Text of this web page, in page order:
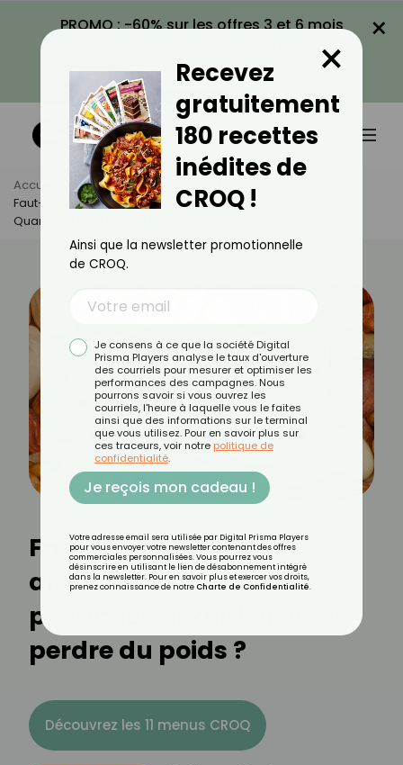
PROMO : -60% sur les offres 3 et 6 mois
VOIR LA PROMO
×
Accueil Actus
Alimentation
Faut-Il Privilégier Les Amandes, Les Noix Ou Les Pistaches
Quand On Veut Perdre Du Poids ?
Faut-il privilégier les
amandes, les noix ou les
pistaches quand on veut
perdre du poids ?
Découvrez les 11 menus CROQ
Recevez
gratuitement
180 recettes
inédites de
CROQ !
×
Ainsi que la newsletter promotionnelle
de CROQ.
Je consens à ce que la société Digital
Prisma Players analyse le taux d'ouverture
des courriels pour mesurer et optimiser les
performances des campagnes. Nous
pourrons savoir si vous ouvrez les
courriels, l'heure à laquelle vous le faites
ainsi que des informations sur le terminal
que vous utilisez. Pour en savoir plus sur
ces traceurs, voir notre politique de
confidentialité.
Je reçois mon cadeau !
Votre adresse email sera utilisée par Digital Prisma Players
pour vous envoyer votre newsletter contenant des offres
commerciales personnalisées. Vous pourrez vous
désinscrire en utilisant le lien de désabonnement intégré
dans la newsletter. Pour en savoir plus et exercer vos droits,
prenez connaissance de notre Charte de Confidentialité.